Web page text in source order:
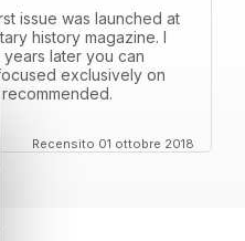
issue was launched at
history magazine. I
later you can
exclusively on
Recensito 01 ottobre 2018